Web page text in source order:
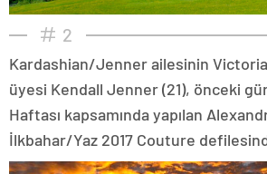
2
Kardashian/Jenner ailesinin
üyesi Kendall Jenner (21), önceki
Haftası kapsamında yapılan
İlkbahar/Yaz 2017 Couture